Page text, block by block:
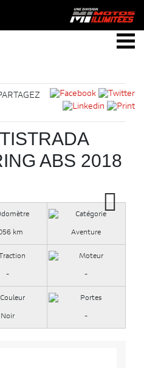
ABS 2018
km Aventure
- -
Noir -